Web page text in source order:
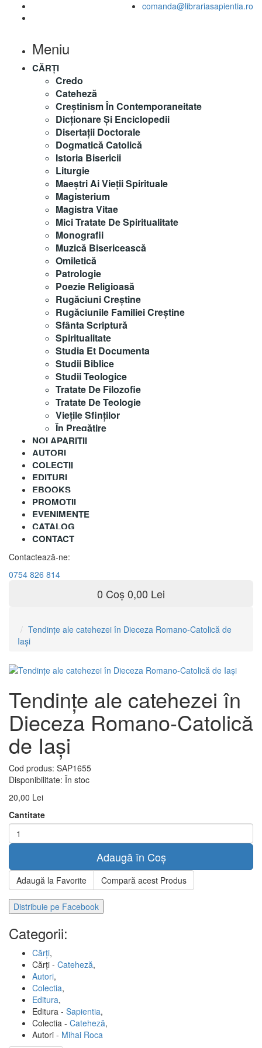
comanda@librariasapientia.ro
Meniu
CĂRȚI
Credo
Cateheză
Creștinism În Contemporaneitate
Dicționare Și Enciclopedii
Disertații Doctorale
Dogmatică Catolică
Istoria Bisericii
Liturgie
Maeştri Ai Vieţii Spirituale
Magisterium
Magistra Vitae
Mici Tratate De Spiritualitate
Monografii
Muzică Bisericească
Omiletică
Patrologie
Poezie Religioasă
Rugăciuni Creştine
Rugăciunile Familiei Creștine
Sfânta Scriptură
Spiritualitate
Studia Et Documenta
Studii Biblice
Studii Teologice
Tratate De Filozofie
Tratate De Teologie
Vieţile Sfinţilor
În Pregătire
NOI APARITII
AUTORI
COLECȚII
EDITURI
EBOOKS
PROMOȚII
EVENIMENTE
CATALOG
CONTACT
Contactează-ne:
0754 826 814
0 Coș0,00 Lei
Tendinţe ale catehezei în Dieceza Romano-Catolică de
Iaşi
Tendinţe ale catehezei în
Dieceza Romano-Catolică
de Iaşi
Cod produs: SAP1655
Disponibilitate: În stoc
20,00 Lei
Cantitate
Adaugă în Coș
Adaugă la Favorite Compară acest Produs
Distribuie pe Facebook
Categorii:
Cărți,
Cărți - Cateheză,
Autori,
Colectia,
Editura,
Editura - Sapientia,
Colectia - Cateheză,
Autori - Mihai Roca